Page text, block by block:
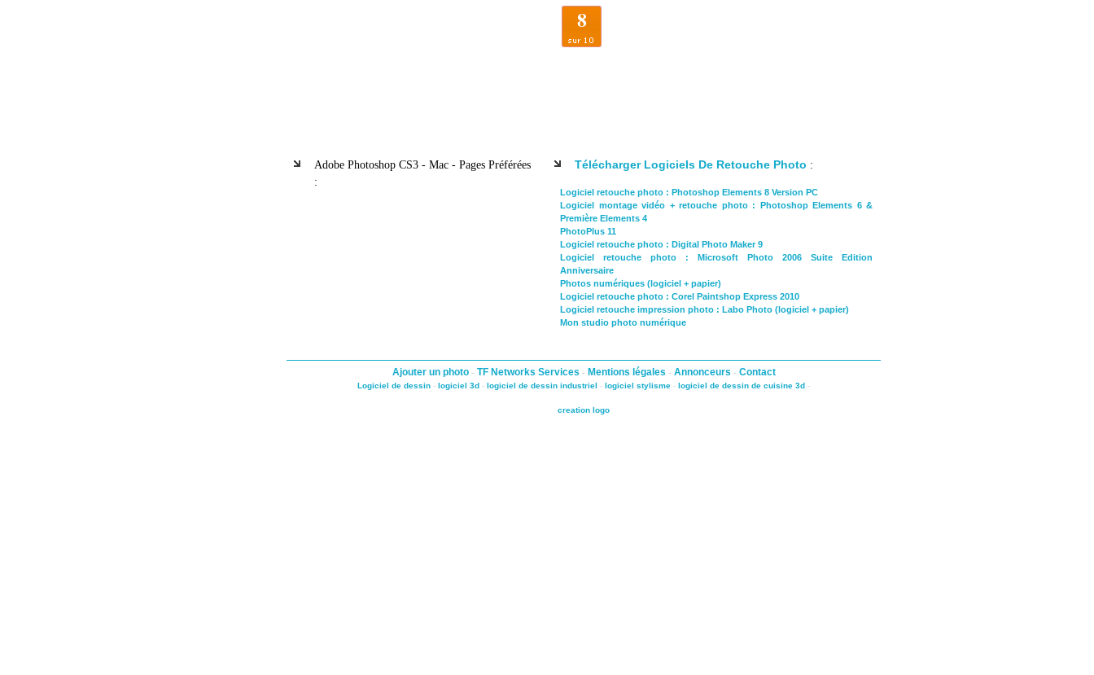
8
Adobe Photoshop CS3 - Mac - Pages Préférées
:
Télécharger Logiciels De Retouche Photo :
Logiciel retouche photo : Photoshop Elements 8 Version PC
Logiciel montage vidéo + retouche photo : Photoshop Elements 6 &
Première Elements 4
PhotoPlus 11
Logiciel retouche photo : Digital Photo Maker 9
Logiciel retouche photo : Microsoft Photo 2006 Suite Edition
Anniversaire
Photos numériques (logiciel + papier)
Logiciel retouche photo : Corel Paintshop Express 2010
Logiciel retouche impression photo : Labo Photo (logiciel + papier)
Mon studio photo numérique
Ajouter un photo - TF Networks Services - Mentions légales - Annonceurs - Contact
Logiciel de dessin - logiciel 3d - logiciel de dessin industriel - logiciel stylisme - logiciel de dessin de cuisine 3d -
creation logo